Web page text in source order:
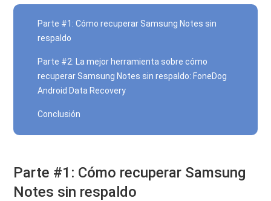
Parte #1: Cómo recuperar Samsung Notes sin
respaldo
Parte #2: La mejor herramienta sobre cómo
recuperar Samsung Notes sin respaldo: FoneDog
Android Data Recovery
Conclusión
Parte #1: Cómo recuperar Samsung
Notes sin respaldo